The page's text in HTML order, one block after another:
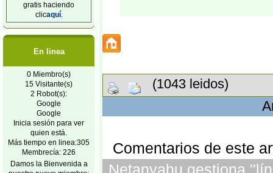
gratis haciendo
clicaquí.
En linea
0 Miembro(s)
15 Visitante(s)
2 Robot(s):
Google
Google
Inicia sesión para ver
quien está.
Más tiempo en linea:305
Membrecía: 226
Damos la Bienvenida a
(1043 leidos)
Comentarios de este
Netanyahu gestiona